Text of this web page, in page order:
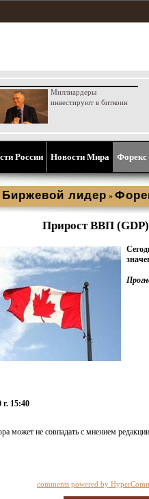
Миллиардеры
инвестируют в биткоин
России Новости Мира Форекс
Биржевой лидер »
Прирост ВВП
г. 15:40
может не совпадать с мнением
comments powered by